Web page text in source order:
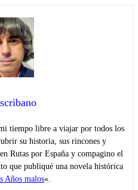
tiempo libre a viajar por todos los
su historia, sus rincones y
Rutas por España y compagino el
que publiqué una novela histórica
Años malos«.